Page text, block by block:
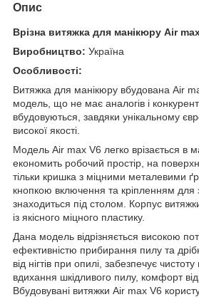
Опис
Врізна витяжка для манікюру Air
Виробництво: Україна
Особливості:
Витяжка для манікюру вбудована Air
модель, що не має аналогів і
вбудовуються, завдяки унікальному
високої якості.
Модель Air max V6 легко врізається в
економить робочий простір, на
тільки кришка з міцними металевими
кнопкою включення та кріпленням для
знаходиться під столом. Корпус
із якісного міцного пластику.
Дана модель відрізняється високою
ефективністю прибирання пилу та
від нігтів при опилі, забезпечує чистоту
вдихання шкідливого пилу, комфорт
Вбудовувані витяжки Air max V6